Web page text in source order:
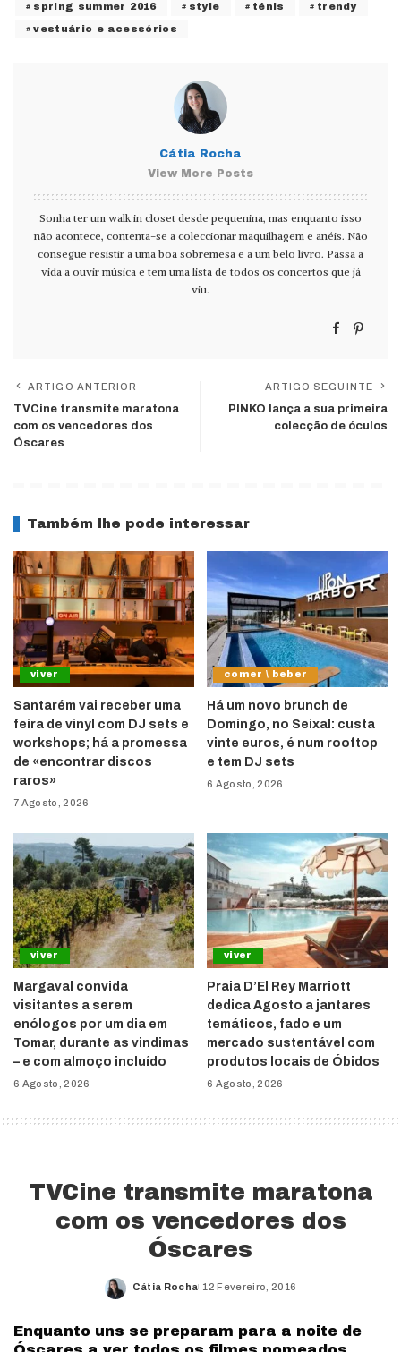
spring summer 2016 style ténis trendy
vestuário e acessórios
Cátia Rocha
View More Posts
Sonha ter um walk in closet desde pequenina, mas enquanto isso
não acontece, contenta-se a coleccionar maquilhagem e anéis. Não
consegue resistir a uma boa sobremesa e a um belo livro. Passa a
vida a ouvir música e tem uma lista de todos os concertos que já
viu.
ARTIGO ANTERIOR
TVCine transmite maratona
com os vencedores dos
Óscares
ARTIGO SEGUINTE
PINKO lança a sua primeira
colecção de óculos
Também lhe pode interessar
viver
Santarém vai receber uma
feira de vinyl com DJ sets e
workshops; há a promessa
de «encontrar discos
raros»
7 Agosto, 2026
comer \ beber
Há um novo brunch de
Domingo, no Seixal: custa
vinte euros, é num rooftop
e tem DJ sets
6 Agosto, 2026
viver
Margaval convida
visitantes a serem
enólogos por um dia em
Tomar, durante as vindimas
– e com almoço incluído
6 Agosto, 2026
viver
Praia D’El Rey Marriott
dedica Agosto a jantares
temáticos, fado e um
mercado sustentável com
produtos locais de Óbidos
6 Agosto, 2026
TVCine transmite maratona
com os vencedores dos
Óscares
Posted
Cátia Rocha 12 Fevereiro, 2016
Enquanto uns se preparam para a noite de